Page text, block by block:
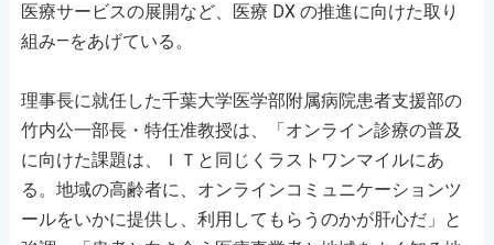
医療サービスの展開など、医療 DX の推進に向けた取り
組み―をあげている。
理事長に就任した千葉大学医学部附属病院患者支援部の
竹内公一部長・特任准教授は、「オンライン診療の普及
に向けた課題は、ＩＴと同じくラストワンマイルにあ
る。地域の高齢者に、オンラインコミュニケーションツ
ールをいかに提供し、利用してもらうのかが肝心だ」と